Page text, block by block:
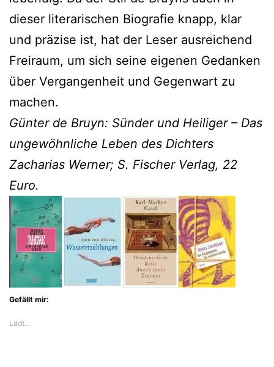
dieser literarischen Biografie knapp, klar
und präzise ist, hat der Leser ausreichend
Freiraum, um sich seine eigenen Gedanken
über Vergangenheit und Gegenwart zu
machen.
Günter de Bruyn: Sünder und Heiliger – Das
ungewöhnliche Leben des Dichters
Zacharias Werner; S. Fischer Verlag, 22
Euro.
Gefällt mir:
Lädt…